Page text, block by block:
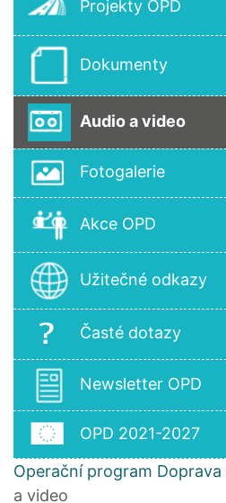
Projekty OPD
Dokumenty
Audio a video
Fotogalerie
Akce OPD
Užitečné odkazy
Časté dotazy
Newsletter OPD
OPD 2021-2027
Operační program Doprava
a video